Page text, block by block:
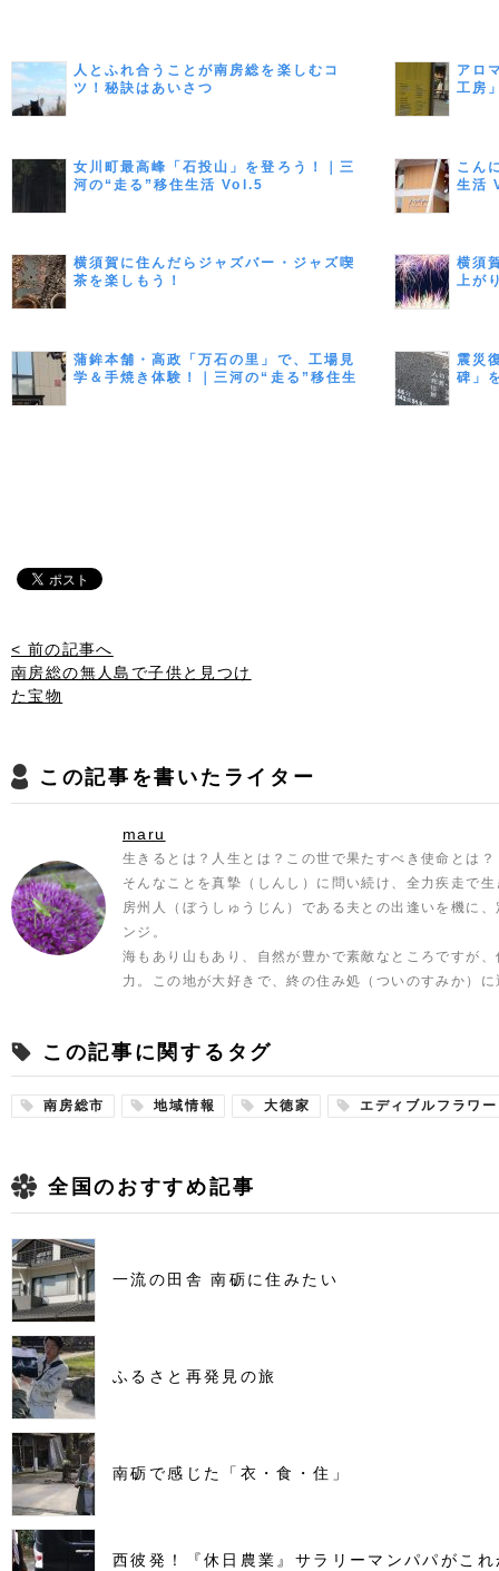
人とふれ合うことが南房総を楽しむコ
ツ！秘訣はあいさつ
アロ
工房
女川町最高峰「石投山」を登ろう！｜三
河の“走る”移住生活 Vol.5
こん
生活
横須賀に住んだらジャズバー・ジャズ喫
茶を楽しもう！
横須
上が
蒲鉾本舗・高政「万石の里」で、工場見
学＆手焼き体験！｜三河の“走る”移住生
震災
碑」
< 前の記事へ
南房総の無人島で子供と見つけ
た宝物
この記事を書いたライター
maru
生きるとは？人生とは？この世で果たすべき使命とは？
そんなことを真摯（しんし）に問い続け、全力疾走で
房州人（ぼうしゅうじん）である夫との出逢いを機に
ンジ。
海もあり山もあり、自然が豊かで素敵なところですが
力。この地が大好きで、終の住み処（ついのすみか）
この記事に関するタグ
南房総市 地域情報 大徳家 エディブルフラワー
全国のおすすめ記事
一流の田舎 南砺に住みたい
ふるさと再発見の旅
南砺で感じた「衣・食・住」
西彼発！『休日農業』サラリーマンパパがこ